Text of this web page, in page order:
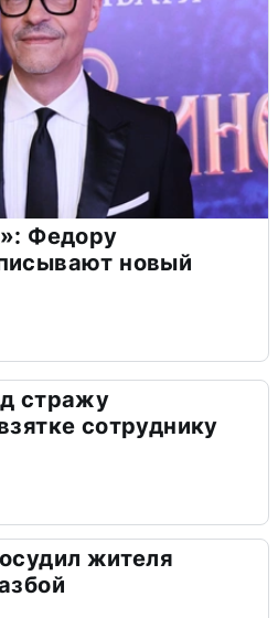
Федору
новый
стражу
сотруднику
жителя